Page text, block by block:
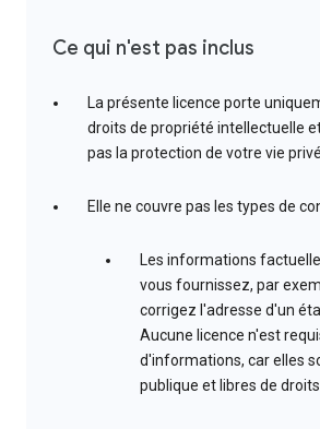
Ce qui n'est pas inclus
La présente licence porte
droits de propriété intellectuelle
pas la protection de votre vie
Elle ne couvre pas les types de
Les informations
vous fournissez, par
corrigez l'adresse d'un
Aucune licence n'est
d'informations, car elles
publique et libres de